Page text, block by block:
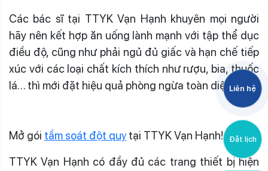
Các bác sĩ tại TTYK Vạn Hạnh khuyên mọi người
hãy nên kết hợp ăn uống lành mạnh với tập thể dục
điều độ, cũng như phải ngủ đủ giấc và hạn chế tiếp
xúc với các loại chất kích thích như rượu, bia, thuốc
lá… thì mới đặt hiệu quả phòng ngừa toàn diện.
Mở gói tầm soát đột quỵ tại TTYK Vạn Hạnh!
TTYK Vạn Hạnh có đầy đủ các trang thiết bị hiện
Liên hệ
Đặt lịch